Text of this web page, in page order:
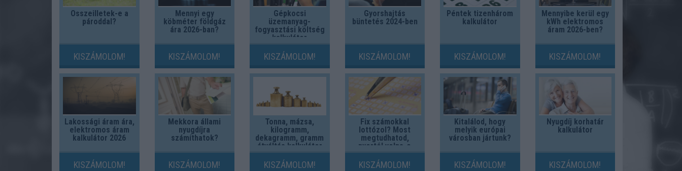
Összeilletek-e a
pároddal?
KISZÁMOLOM!
Mennyi egy
köbméter földgáz
ára 2026-ban?
KISZÁMOLOM!
Gépkocsi
üzemanyag-
fogyasztási költség
kalkulátor
KISZÁMOLOM!
Gyorshajtás
büntetés 2024-ben
KISZÁMOLOM!
Péntek tizenhárom
kalkulátor
KISZÁMOLOM!
Mennyibe kerül egy
kWh elektromos
áram 2026-ben?
KISZÁMOLOM!
Lakossági áram ára,
elektromos áram
kalkulátor 2026
KISZÁMOLOM!
Mekkora állami
nyugdíjra
számíthatok?
KISZÁMOLOM!
Tonna, mázsa,
kilogramm,
dekagramm, gramm
átváltás kalkulátor
KISZÁMOLOM!
Fix számokkal
lottózol? Most
megtudhatod,
nyertél volna-e
valaha!
KISZÁMOLOM!
Kitalálod, hogy
melyik európai
városban jártunk?
KISZÁMOLOM!
Nyugdíj korhatár
kalkulátor
KISZÁMOLOM!